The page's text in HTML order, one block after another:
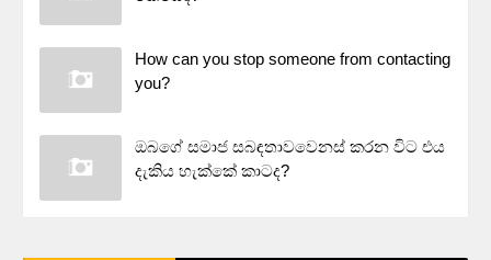
How can you stop someone from contacting
you?
ඔබගේ සමාජ සබඳතාවවෙනස් කරන විට එය
දැකිය හැක්කේ කාටද?